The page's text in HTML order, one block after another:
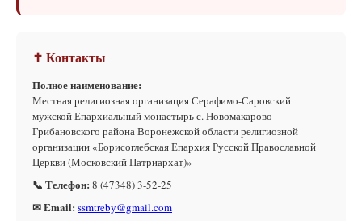
✝ Контакты
Полное наименование:
Местная религиозная организация Серафимо-Саровский
мужской Епархиальный монастырь с. Новомакарово
Грибановского района Воронежской области религиозной
организации «Борисоглебская Епархия Русской Православной
Церкви (Московский Патриархат)»
📞 Телефон: 8 (47348) 3-52-25
✉ Email: ssmtreby@gmail.com